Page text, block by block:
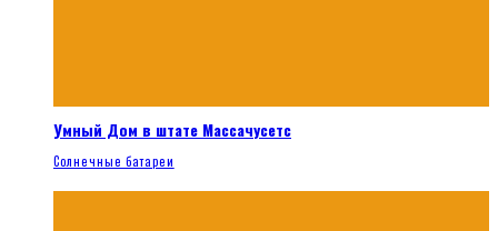
Умный Дом в штате Массачусетс
Солнечные батареи